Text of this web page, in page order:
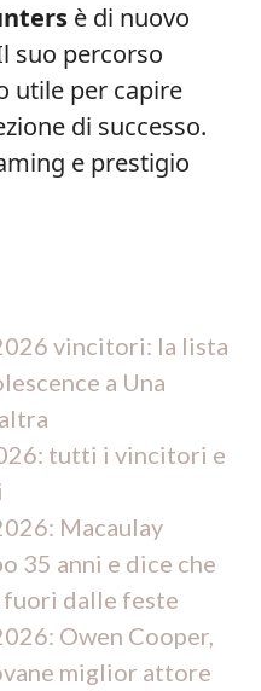
è di nuovo
suo percorso
utile per capire
di successo.
e prestigio
vincitori: la lista
a Una
tutti i vincitori e
Macaulay
35 anni e dice che
dalle feste
Owen Cooper,
miglior attore